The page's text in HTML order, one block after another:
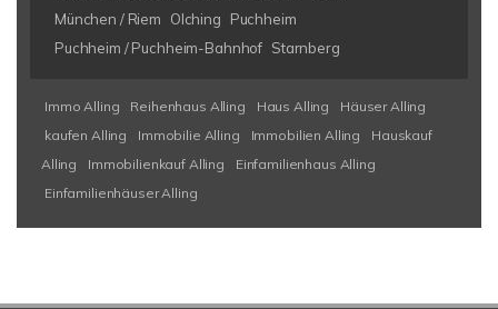
München / Riem
Olching
Puchheim
Puchheim / Puchheim-Bahnhof Starnberg
Immo Alling Reihenhaus Alling Haus Alling
Häuser Alling
kaufen Alling
Immobilie Alling Immobilien Alling
Hauskauf
Alling
Immobilienkauf Alling
Einfamilienhaus Alling
Einfamilienhäuser Alling